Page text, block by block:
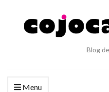
Blog
Menu